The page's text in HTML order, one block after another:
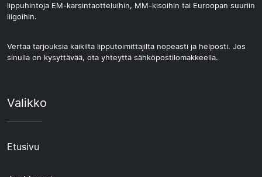
lippuhintoja EM-karsintaotteluihin, MM-kisoihin tai Euroopan suuriin
liigoihin.
Vertaa tarjouksia kaikilta lipputoimittajilta nopeasti ja helposti. Jos
sinulla on kysyttävää, ota yhteyttä sähköpostilomakkeella.
Valikko
Etusivu